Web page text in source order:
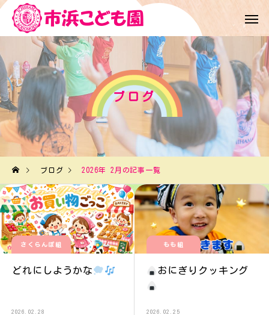
ブログ
ブログ 2026年 2月の記事一覧
さくらんぼ組
どれにしようかな
2026.02.28
もも組
おにぎりクッキング
2026.02.25